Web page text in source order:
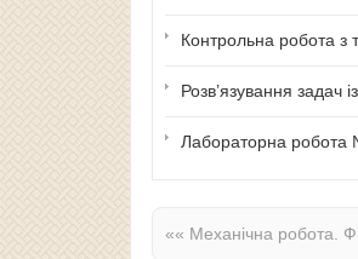
Контрольна робота з
Розв’язування задач
Лабораторна робота
«« Механічна робота.